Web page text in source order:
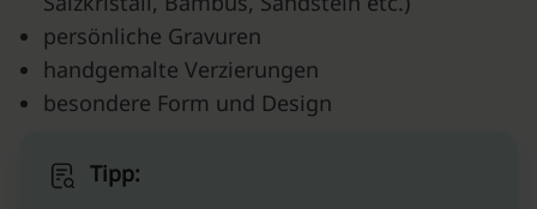
persönliche Gravuren
handgemalte Verzierungen
besondere Form und Design
Tipp: